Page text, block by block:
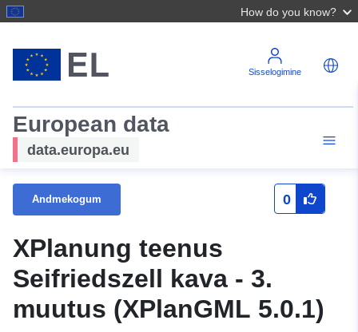
How do you know?
Sisselogimine
European data
data.europa.eu
Andmekogum 0
XPlanung teenus
Seifriedszell kava - 3.
muutus (XPlanGML 5.0.1)